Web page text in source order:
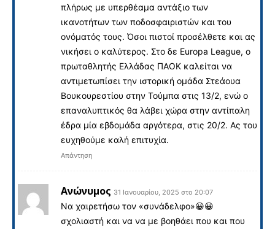
πλήρως με υπερθέαμα αντάξιο των
ικανοτήτων των ποδοσφαιριστών και του
ονόματός τους. Όσοι πιστοί προσέλθετε και ας
νικήσει ο καλύτερος. Στο δε Europa League, ο
πρωταθλητής Ελλάδας ΠΑΟΚ καλείται να
αντιμετωπίσει την ιστορική ομάδα Στεάουα
Βουκουρεστίου στην Τούμπα στις 13/2, ενώ ο
επαναλυπτικός θα λάβει χώρα στην αντίπαλη
έδρα μία εβδομάδα αργότερα, στις 20/2. Ας του
ευχηθούμε καλή επιτυχία.
Απάντηση
Ανώνυμος 31 Ιανουαρίου, 2025 στο 20:07
Να χαιρετήσω τον «συνάδελφο»😀😀
σχολιαστή και να να με βοηθάει που και που